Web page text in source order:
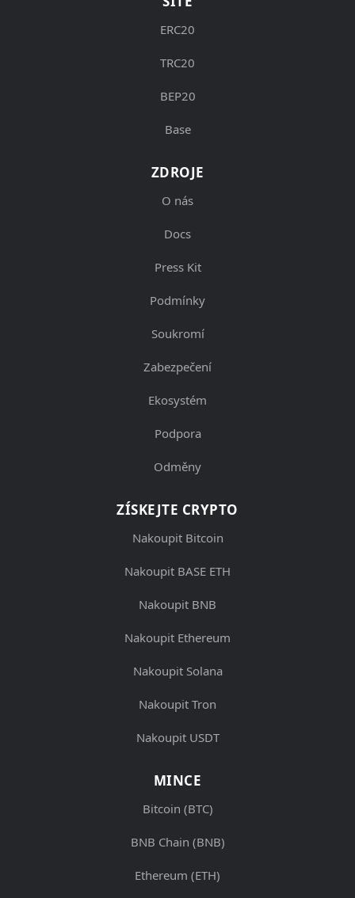
ERC20
TRC20
BEP20
Base
ZDROJE
O nás
Docs
Press Kit
Podmínky
Soukromí
Zabezpečení
Ekosystém
Podpora
Odměny
ZÍSKEJTE CRYPTO
Nakoupit Bitcoin
Nakoupit BASE ETH
Nakoupit BNB
Nakoupit Ethereum
Nakoupit Solana
Nakoupit Tron
Nakoupit USDT
MINCE
Bitcoin (BTC)
BNB Chain (BNB)
Ethereum (ETH)